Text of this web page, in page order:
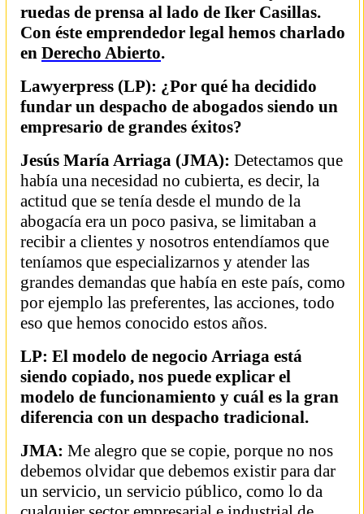
ruedas de prensa al lado de Iker Casillas.
Con éste emprendedor legal hemos charlado
en Derecho Abierto.
Lawyerpress (LP): ¿Por qué ha decidido
fundar un despacho de abogados siendo un
empresario de grandes éxitos?
Jesús María Arriaga (JMA): Detectamos que
había una necesidad no cubierta, es decir, la
actitud que se tenía desde el mundo de la
abogacía era un poco pasiva, se limitaban a
recibir a clientes y nosotros entendíamos que
teníamos que especializarnos y atender las
grandes demandas que había en este país, como
por ejemplo las preferentes, las acciones, todo
eso que hemos conocido estos años.
LP: El modelo de negocio Arriaga está
siendo copiado, nos puede explicar el
modelo de funcionamiento y cuál es la gran
diferencia con un despacho tradicional.
JMA: Me alegro que se copie, porque no nos
debemos olvidar que debemos existir para dar
un servicio, un servicio público, como lo da